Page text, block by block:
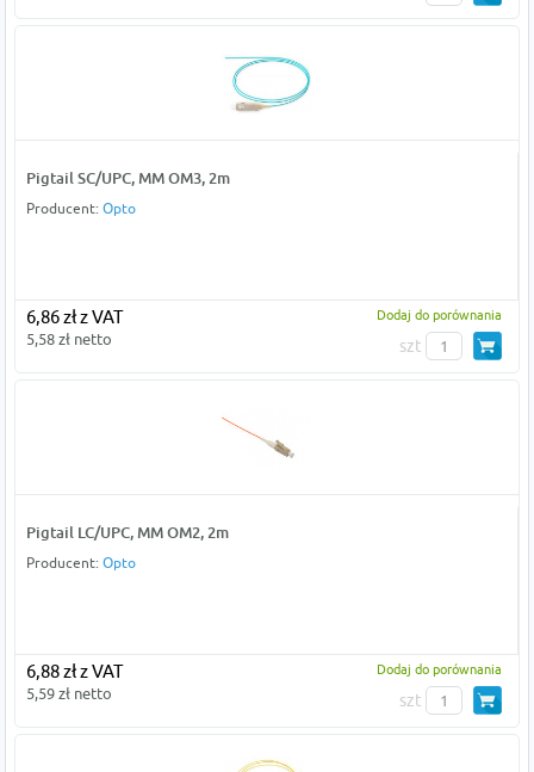
Pigtail SC/UPC, MM OM3, 2m
Producent: Opto
6,86 zł z VAT
5,58 zł netto
Dodaj do porównania
szt
Pigtail LC/UPC, MM OM2, 2m
Producent: Opto
6,88 zł z VAT
5,59 zł netto
Dodaj do porównania
szt